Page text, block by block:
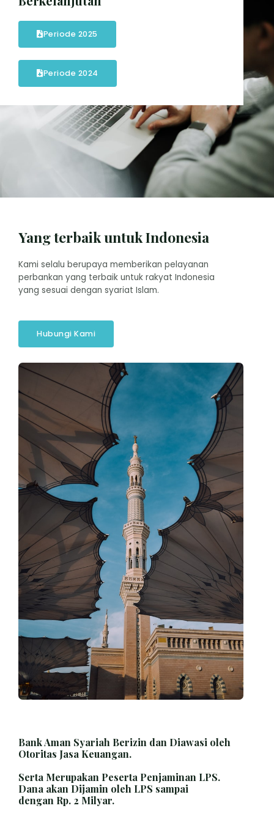
Periode 2025
Periode 2024
Yang terbaik untuk Indonesia
Kami selalu berupaya memberikan pelayanan
perbankan yang terbaik untuk rakyat Indonesia
yang sesuai dengan syariat Islam.
Hubungi Kami
Bank Aman Syariah Berizin dan Diawasi oleh
Otoritas Jasa Keuangan.
Serta Merupakan Peserta Penjaminan LPS.
Dana akan Dijamin oleh LPS sampai
dengan Rp. 2 Milyar.